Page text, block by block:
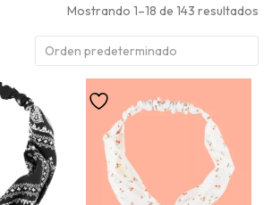
Mostrando 1–18 de 143 resultados